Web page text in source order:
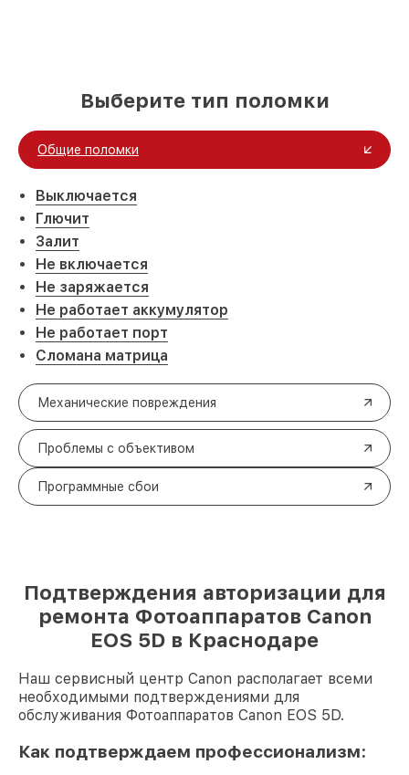
Выберите тип поломки
Общие поломки
Выключается
Глючит
Залит
Не включается
Не заряжается
Не работает аккумулятор
Не работает порт
Сломана матрица
Механические повреждения
Проблемы с объективом
Программные сбои
Подтверждения авторизации для
ремонта Фотоаппаратов Canon
EOS 5D в Краснодаре
Наш сервисный центр Canon располагает всеми
необходимыми подтверждениями для
обслуживания Фотоаппаратов Canon EOS 5D.
Как подтверждаем профессионализм: